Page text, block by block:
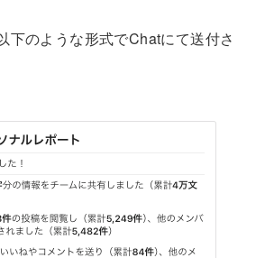
下のような形式でChatにて送付さ